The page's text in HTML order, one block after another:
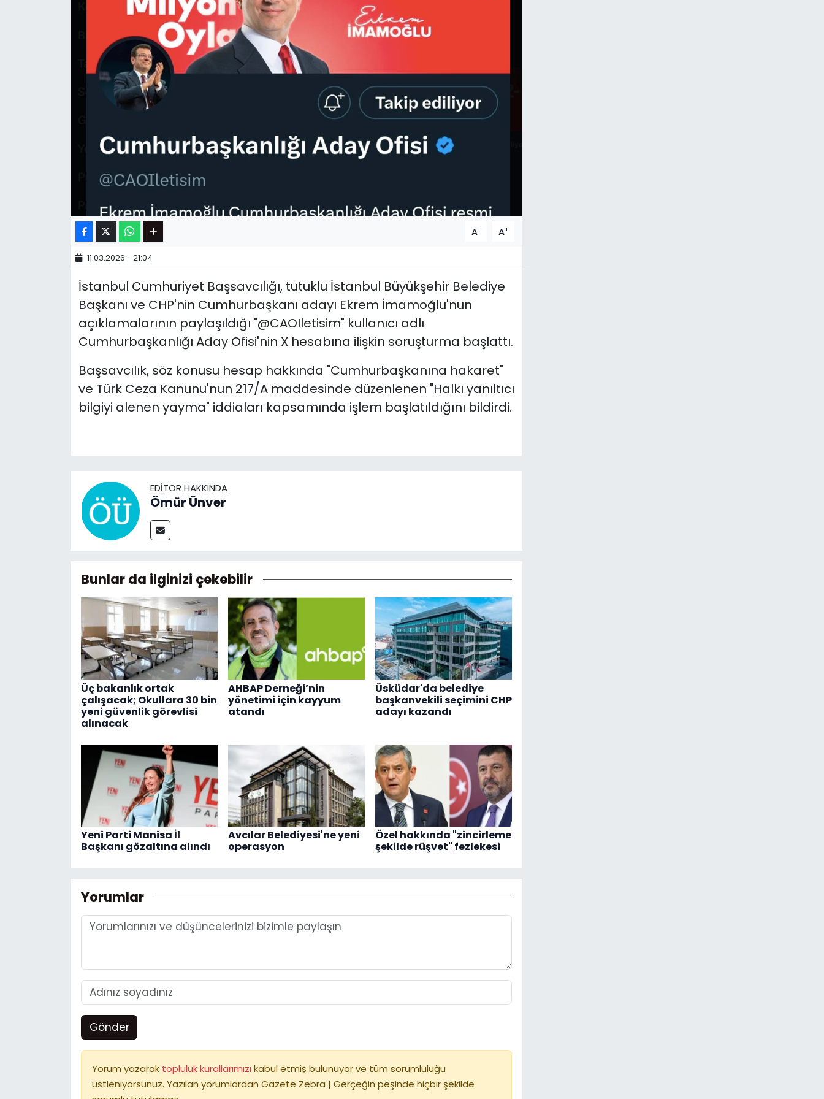
A- A+
11.03.2026 - 21:04
İstanbul Cumhuriyet Başsavcılığı, tutuklu İstanbul Büyükşehir Belediye
Başkanı ve CHP'nin Cumhurbaşkanı adayı Ekrem İmamoğlu'nun
açıklamalarının paylaşıldığı "@CAOIletisim" kullanıcı adlı
Cumhurbaşkanlığı Aday Ofisi'nin X hesabına ilişkin soruşturma başlattı.
Başsavcılık, söz konusu hesap hakkında "Cumhurbaşkanına hakaret"
ve Türk Ceza Kanunu'nun 217/A maddesinde düzenlenen "Halkı yanıltıcı
bilgiyi alenen yayma" iddiaları kapsamında işlem başlatıldığını bildirdi.
EDITÖR HAKKINDA
Ömür Ünver
Bunlar da ilginizi çekebilir
Üç bakanlık ortak
çalışacak; Okullara 30 bin
yeni güvenlik görevlisi
alınacak
AHBAP Derneği’nin
yönetimi için kayyum
atandı
Üsküdar'da belediye
başkanvekili seçimini CHP
adayı kazandı
Yeni Parti Manisa İl
Başkanı gözaltına alındı
Avcılar Belediyesi'ne yeni
operasyon
Özel hakkında "zincirleme
şekilde rüşvet" fezlekesi
Yorumlar
Gönder
Yorum yazarak topluluk kurallarımızı kabul etmiş bulunuyor ve tüm sorumluluğu
üstleniyorsunuz. Yazılan yorumlardan Gazete Zebra | Gerçeğin peşinde hiçbir şekilde